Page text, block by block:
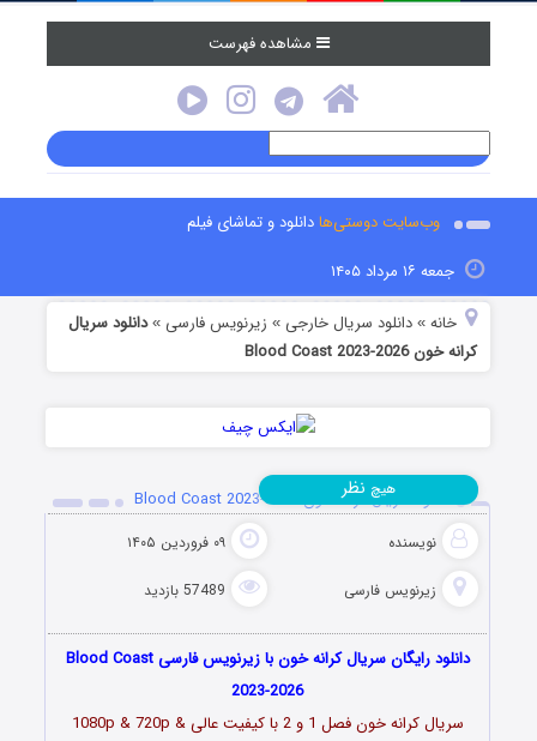
مشاهده فهرست
وب‌سایت دوستی‌هادانلود و تماشای فیلم
جمعه ۱۶ مرداد ۱۴۰۵
خانه »دانلود سریال خارجی » زیرنویس فارسی »دانلود سریال
کرانه خون Blood Coast 2023-2026
دانلود سریال کرانه خون Blood Coast 2023-2026
نویسنده ۰۹ فروردین ۱۴۰۵
زیرنویس فارسی 57489 بازدید
هیچ نظر
دانلود رایگان سریال کرانه خون با زیرنویس فارسی Blood Coast
2023-2026
سریال کرانه خون فصل 1 و 2 با کیفیت عالی 1080p & 720p &